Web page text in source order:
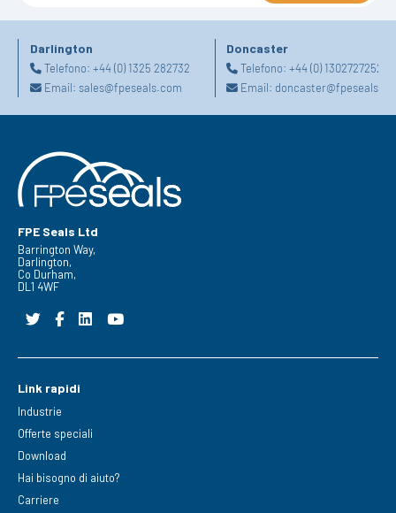
Darlington
Telefono: +44 (0) 1325 282732
Email: sales@fpeseals.com
Doncaster
Telefono:+44 (0) 1302727252
Email:
FPE Seals Ltd
Barrington Way,
Darlington,
Co Durham,
DL1 4WF
Link rapidi
Industrie
Offerte speciali
Download
Hai bisogno di aiuto?
Carriere